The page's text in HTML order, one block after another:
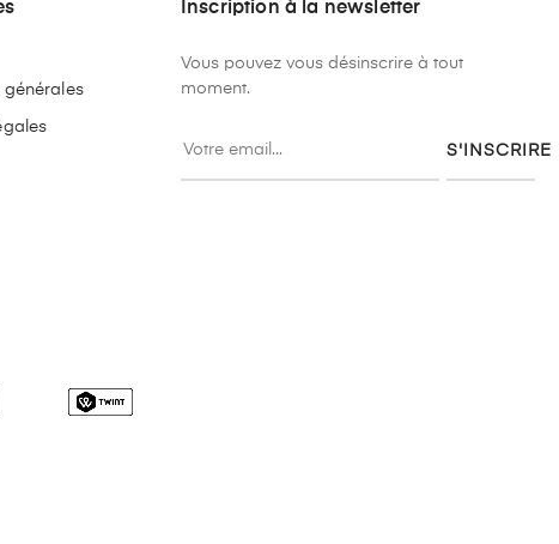
Inscription à la newsletter
Vous pouvez vous désinscrire à tout
moment.
S'INSCRIRE